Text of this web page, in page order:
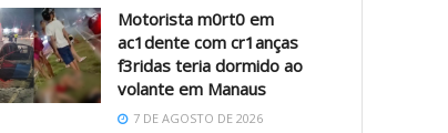
Motorista m0rt0 em
ac1dente com cr1anças
f3ridas teria dormido ao
volante em Manaus
7 DE AGOSTO DE 2026